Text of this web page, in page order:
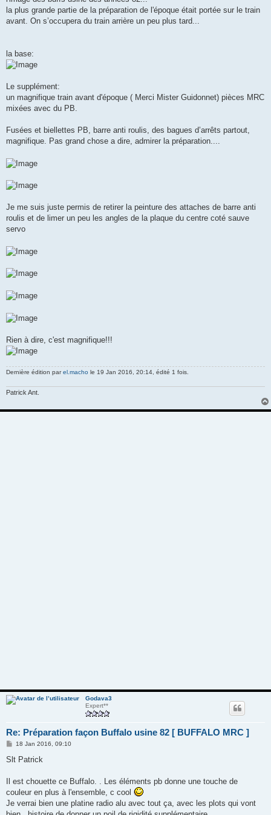
la plus grande partie de la préparation de l'époque était portée sur le train
avant. On s’occupera du train arrière un peu plus tard...
la base:
Le supplément:
un magnifique train avant d'époque ( Merci Mister Guidonnet) pièces MRC
mixées avec du PB.
Fusées et biellettes PB, barre anti roulis, des bagues d’arrêts partout,
magnifique. Pas grand chose a dire, admirer la préparation....
Je me suis juste permis de retirer la peinture des attaches de barre anti
roulis et de limer un peu les angles de la plaque du centre coté sauve
servo
Rien à dire, c'est magnifique!!!
Dernière édition parel.macho le 19 Jan 2016, 20:14, édité 1 fois.
Patrick Ant.
Godava3
Expert**
Re: Préparation façon Buffalo usine 82 [ BUFFALO MRC ]
M
s
g
18 Jan 2016, 09:10
Slt Patrick
Il est chouette ce Buffalo. . Les éléments pb donne une touche de
couleur en plus à l'ensemble, c cool
Je verrai bien une platine radio alu avec tout ça, avec les plots qui vont